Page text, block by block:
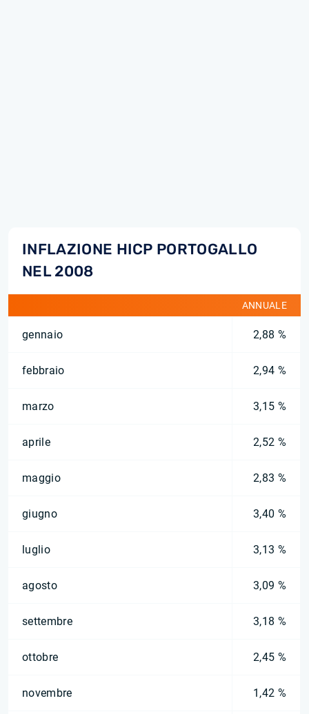
INFLAZIONE HICP PORTOGALLO
NEL 2008
ANNUALE
gennaio 2,88 %
febbraio 2,94 %
marzo 3,15 %
aprile 2,52 %
maggio 2,83 %
giugno 3,40 %
luglio 3,13 %
agosto 3,09 %
settembre 3,18 %
ottobre 2,45 %
novembre 1,42 %